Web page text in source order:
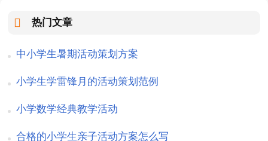
热门文章
中小学生暑期活动策划方案
小学生学雷锋月的活动策划范例
小学数学经典教学活动
合格的小学生亲子活动方案怎么写